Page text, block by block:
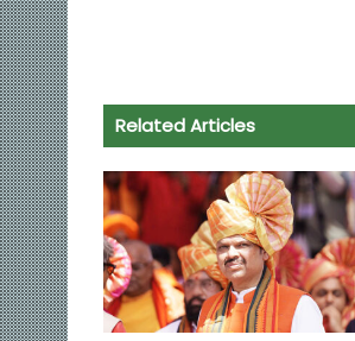
o
o
k
A
p
p
e
r
a
m
n
k
Related Articles